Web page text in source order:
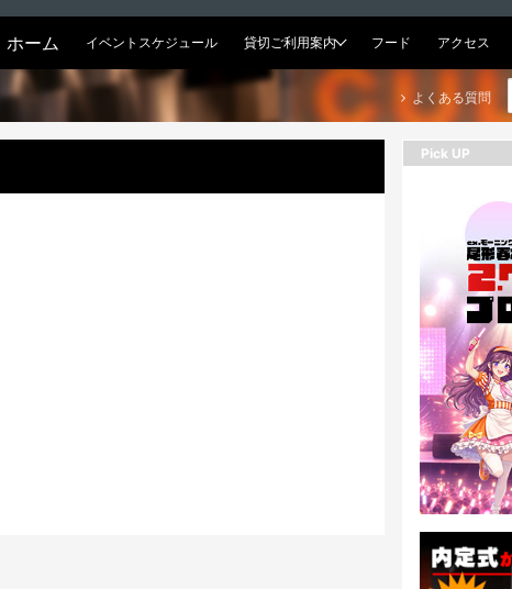
ホーム イベントスケジュール 貸切ご利用案内 フード アクセス
よくある質問
Pick UP